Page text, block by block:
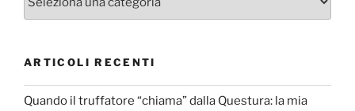
ARTICOLI RECENTI
Quando il truffatore “chiama” dalla Questura: la mia